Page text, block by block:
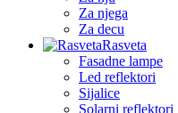
Za njega
Za decu
Rasveta
Fasadne lampe
Led reflektori
Sijalice
Solarni reflektori